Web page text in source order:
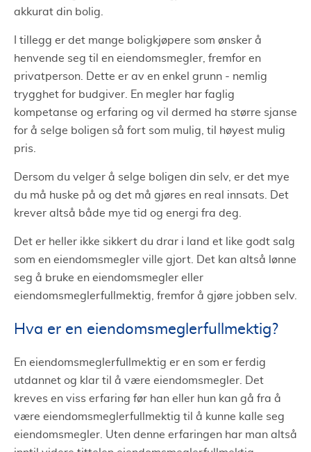
akkurat din bolig.
I tillegg er det mange boligkjøpere som ønsker å
henvende seg til en eiendomsmegler, fremfor en
privatperson. Dette er av en enkel grunn - nemlig
trygghet for budgiver. En megler har faglig
kompetanse og erfaring og vil dermed ha større sjanse
for å selge boligen så fort som mulig, til høyest mulig
pris.
Dersom du velger å selge boligen din selv, er det mye
du må huske på og det må gjøres en real innsats. Det
krever altså både mye tid og energi fra deg.
Det er heller ikke sikkert du drar i land et like godt salg
som en eiendomsmegler ville gjort. Det kan altså lønne
seg å bruke en eiendomsmegler eller
eiendomsmeglerfullmektig, fremfor å gjøre jobben selv.
Hva er en eiendomsmeglerfullmektig?
En eiendomsmeglerfullmektig er en som er ferdig
utdannet og klar til å være eiendomsmegler. Det
kreves en viss erfaring før han eller hun kan gå fra å
være eiendomsmeglerfullmektig til å kunne kalle seg
eiendomsmegler. Uten denne erfaringen har man altså